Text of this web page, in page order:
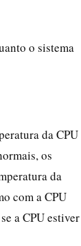
o sistema
da CPU
os
da
com a CPU
a CPU estiver